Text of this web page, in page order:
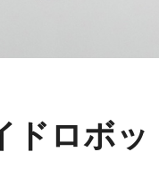
ドロボッ